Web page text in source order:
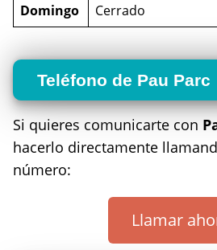
Domingo
Cerrado
Teléfono de Pau Parc
Si quieres comunicarte con
hacerlo directamente
número:
Llamar